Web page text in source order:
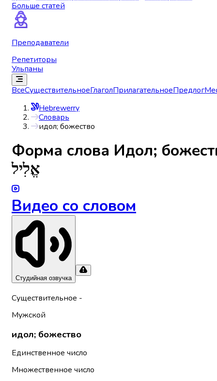
Больше статей
Преподаватели
Репетиторы
Ульпаны
ВсеСуществительноеГлаголПрилагательноеПредлог
Hebrewerry
Словарь
идол; божество
Форма слова Идол;
אֱלִיל
Видео со словом
Студийная озвучка
Существительное -
Мужской
идол; божество
Единственное число
Множественное число